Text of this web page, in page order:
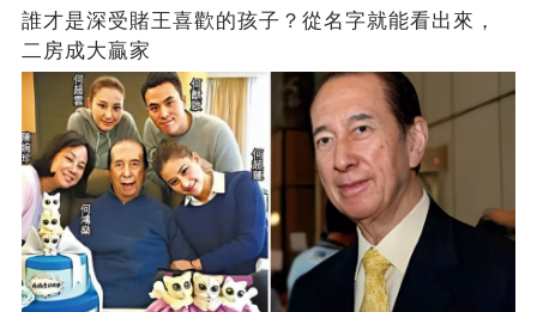
誰才是深受賭王喜歡的孩子？從名字就能看出來，
二房成大贏家